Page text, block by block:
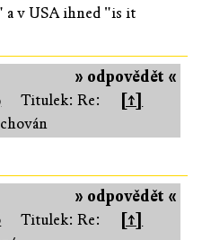
a v USA ihned "is it
» odpovědět «
Titulek: Re:
[↑]
» odpovědět «
Titulek: Re:
[↑]